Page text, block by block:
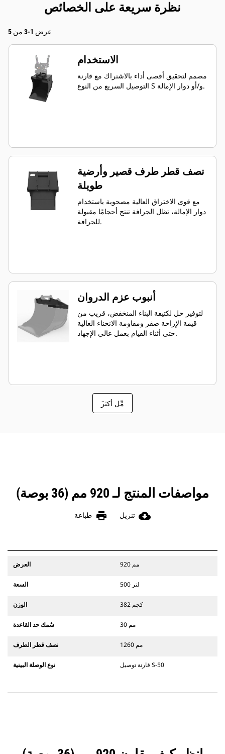
نظرة سريعة على الخصائص
عرض 1-3 من 5
الاستخدام
مصمم لتحقيق أقصى أداء بالاشتراك مع قارنة
التوصيل السريع من النوع S و/أو دوار الإمالة.
نصف قطر طرف قصير وأرضية
طويلة
مع قوى الاختراق العالية مصحوبة باستخدام
دوار الإمالة، تظل الجرافة تنتج أحجامًا مقبولة
للجرافة.
أنبوب عزم الدروان
لتوفير حل لكتيفة البناء المنخفض، قريب من
قيمة الإزاحة صفر ومقاومة الانحناء العالية
حتى أثناء القيام بعمل عالي الإجهاد.
َمِّل أكثر
مواصفات المنتج لـ 920 مم (36 بوصة)
cloud_download تنزيل print طباعة
العرض 920 مم
السعة 500 لتر
الوزن 382 كجم
سُمك حد القاعدة 30 مم
نصف قطر الطرف 1260 مم
نوع الوصلة البينية قارنة توصيل S-50